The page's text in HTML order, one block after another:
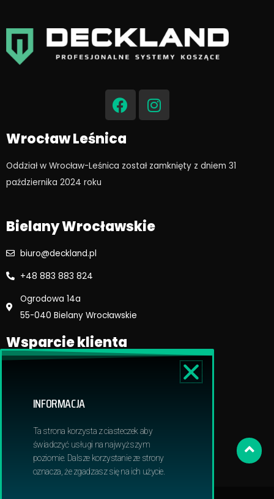
F
a
c
e
b
o
I
n
s
g
Wrocław Leśnica
Oddział w Wrocław-Leśnica został zamknięty z dniem 31
października 2024 roku​
Bielany Wrocławskie
biuro@deckland.pl
+48 883 883 824
Ogrodowa 14a
55-040 Bielany Wrocławskie
Wsparcie klienta
Dostawa i płatność
Obowiązek informacyjny RODO
INFORMACJA
Ta strona korzysta z ciasteczek aby
świadczyć usługi na najwyższym
poziomie. Dalsze korzystanie ze strony
oznacza, że zgadzasz się na ich użycie.